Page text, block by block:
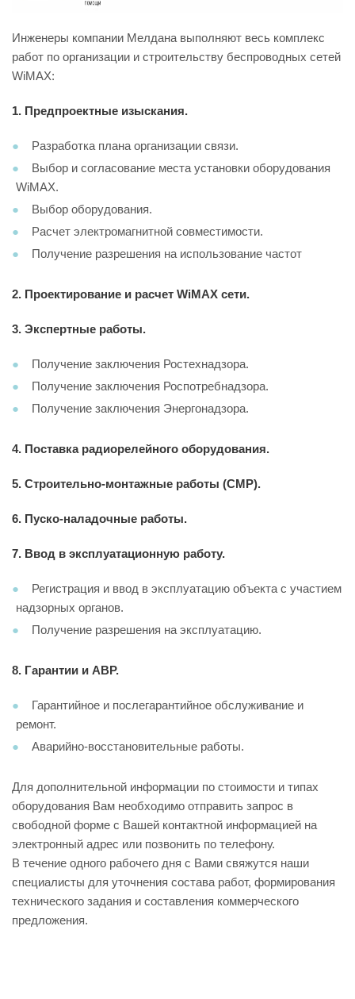
Инженеры компании Мелдана выполняют весь комплекс
работ по организации и строительству беспроводных сетей
WiMAX:
1. Предпроектные изыскания.
Разработка плана организации связи.
Выбор и согласование места установки оборудования
WiMAX.
Выбор оборудования.
Расчет электромагнитной совместимости.
Получение разрешения на использование частот
2. Проектирование и расчет WiMAX сети.
3. Экспертные работы.
Получение заключения Ростехнадзора.
Получение заключения Роспотребнадзора.
Получение заключения Энергонадзора.
4. Поставка радиорелейного оборудования.
5. Строительно-монтажные работы (СМР).
6. Пуско-наладочные работы.
7. Ввод в эксплуатационную работу.
Регистрация и ввод в эксплуатацию объекта с участием
надзорных органов.
Получение разрешения на эксплуатацию.
8. Гарантии и АВР.
Гарантийное и послегарантийное обслуживание и
ремонт.
Аварийно-восстановительные работы.
Для дополнительной информации по стоимости и типах
оборудования Вам необходимо отправить запрос в
свободной форме с Вашей контактной информацией на
электронный адрес или позвонить по телефону.
В течение одного рабочего дня с Вами свяжутся наши
специалисты для уточнения состава работ, формирования
технического задания и составления коммерческого
предложения.